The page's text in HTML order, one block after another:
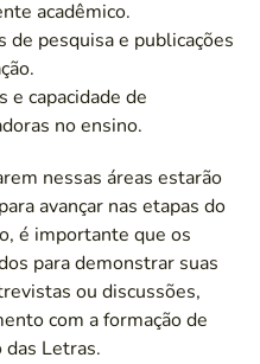
acadêmico.
de pesquisa e publicações
e capacidade de
no ensino.
nessas áreas estarão
avançar nas etapas do
é importante que os
para demonstrar suas
ou discussões,
com a formação de
das Letras.